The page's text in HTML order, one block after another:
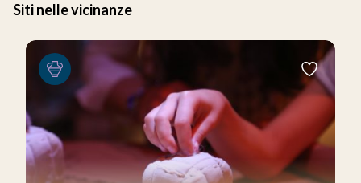
Siti nelle vicinanze